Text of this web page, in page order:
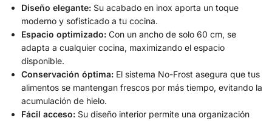
Diseño elegante: Su acabado en inox aporta un toque
moderno y sofisticado a tu cocina.
Espacio optimizado: Con un ancho de solo 60 cm, se
adapta a cualquier cocina, maximizando el espacio
disponible.
Conservación óptima: El sistema No-Frost asegura que tus
alimentos se mantengan frescos por más tiempo, evitando la
acumulación de hielo.
Fácil acceso: Su diseño interior permite una organización